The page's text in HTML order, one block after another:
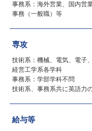
事務系：海外営業、国内営
事務（一般職）等
専攻
技術系：機械、電気、電子
経営工学系各学科
事務系：学部学科不問
技術系、事務系共に英語力
給与等